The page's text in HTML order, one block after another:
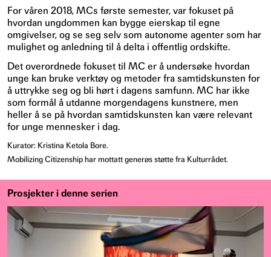
For våren 2018, MCs første semester, var fokuset på
hvordan ungdommen kan bygge eierskap til egne
omgivelser, og se seg selv som autonome agenter som har
mulighet og anledning til å delta i offentlig ordskifte.
Det overordnede fokuset til MC er å undersøke hvordan
unge kan bruke verktøy og metoder fra samtidskunsten for
å uttrykke seg og bli hørt i dagens samfunn. MC har ikke
som formål å utdanne morgendagens kunstnere, men
heller å se på hvordan samtidskunsten kan være relevant
for unge mennesker i dag.
Kurator: Kristina Ketola Bore.
Mobilizing Citizenship har mottatt generøs støtte fra Kulturrådet.
Prosjekter i denne serien